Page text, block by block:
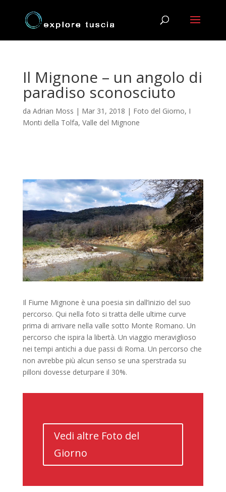
Il Mignone – un angolo di
paradiso sconosciuto
da Adrian Moss | Mar 31, 2018 | Foto del Giorno, I
Monti della Tolfa, Valle del Mignone
Il Fiume Mignone è una poesia sin dall’inizio del suo
percorso. Qui nella foto si tratta delle ultime curve
prima di arrivare nella valle sotto Monte Romano. Un
percorso che ispira la libertà. Un viaggio meraviglioso
nei tempi antichi a due passi di Roma. Un percorso che
non avrebbe più alcun senso se una sperstrada su
pilloni dovesse deturpare il 30%.
Vedi altre Foto del
Giorno